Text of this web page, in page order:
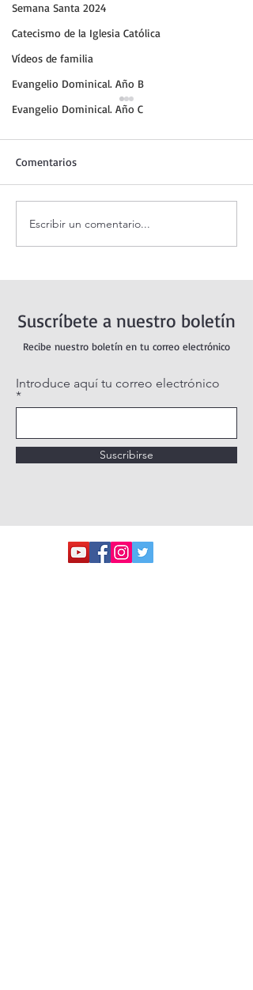
Semana Santa 2024
Catecismo de la Iglesia Católica
Vídeos de familia
Evangelio Dominical. Año B
Evangelio Dominical. Año C
¡Dios jamás nos abandona!
Comentarios
Escribir un comentario...
Suscríbete a nuestro boletín
Recibe nuestro boletín en tu correo electrónico
Introduce aquí tu correo electrónico
Suscribirse